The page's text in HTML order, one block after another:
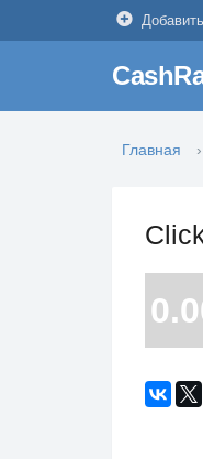
Главная